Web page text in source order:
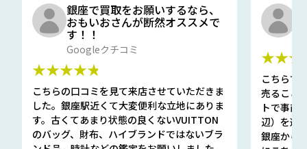
銀座で買取をお願いするなら、
おもいおさんが断然オススメで
す！！
Googleクチコミ
★★★★★
こちらの口コミを見て来店させていただきま
した。銀座駅近くて大変便利な立地にありま
す。古くてあまり状態の良くないVUITTON
のバッグ、財布、ハイブランドではないブラ
こちらで
売ること
トで事前
辺）を選
銀座から